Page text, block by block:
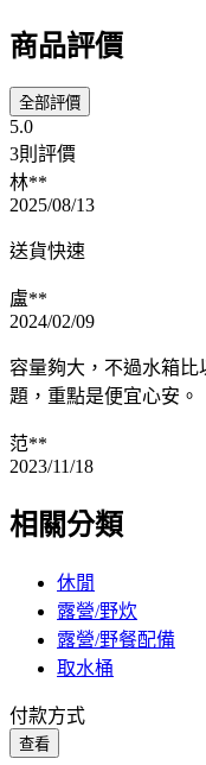
商品評價
全部評價
5.0
3則評價
林**
2025/08/13
送貨快速
盧**
2024/02/09
容量夠大，不過水箱
題，重點是便宜心安。
范**
2023/11/18
相關分類
休閒
露營/野炊
露營/野餐配備
取水桶
付款方式
查看